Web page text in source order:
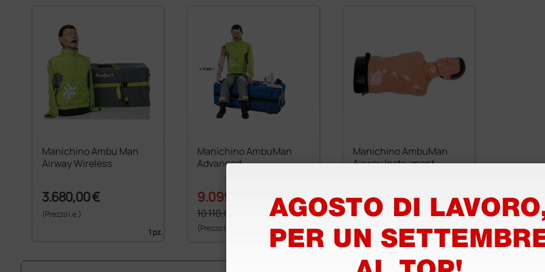
Manichino Ambu Man
Airway Wireless
3.680,00 €
(Prezzo i.e.)
1 pz.
Manichino AmbuMan
Advanced
9.099,00 €
10.110,00 €
(Prezzo i.e.) 1 pz.
Manichino AmbuMan
Airway Instrument
2.200,00 €
(Prezzo i.e.)
1 pz.